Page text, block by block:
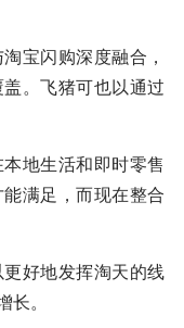
宝闪购深度融合，
。飞猪可也以通过
地生活和即时零售
满足，而现在整合
好地发挥淘天的线
长。